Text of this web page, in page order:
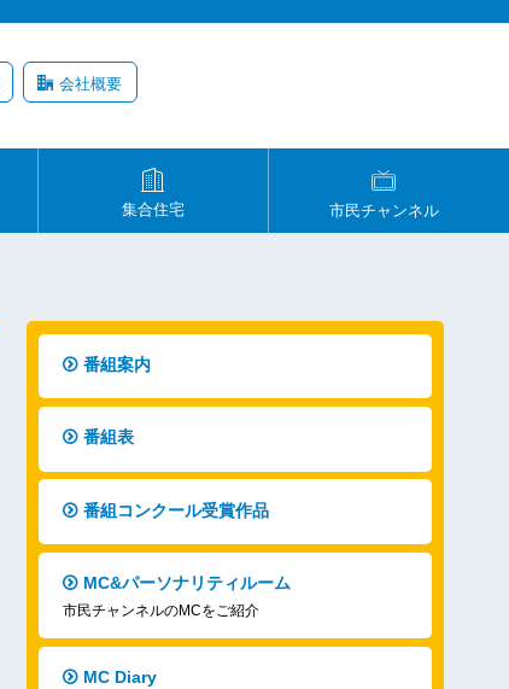
会社概要
集合住宅 市民チャンネル
番組案内
番組表
番組コンクール受賞作品
MC&パーソナリティルーム
市民チャンネルのMCをご紹介
MC Diary